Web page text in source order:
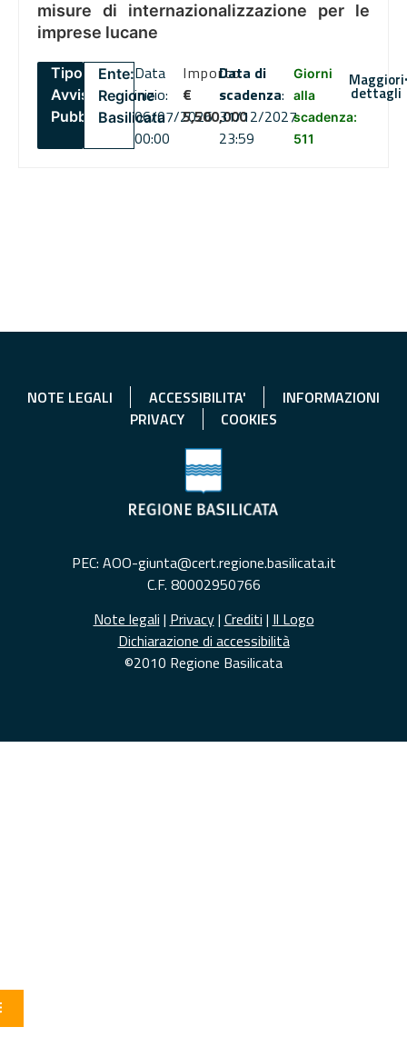
misure di internazionalizzazione per le
imprese lucane
Tipo:
Avviso
Pubblico
Ente:
Regione
Basilicata
Data
inizio:
06/07/2026
00:00
Importo
€
5,500,000
Data di
scadenza:
31/12/2027
23:59
Giorni
alla
scadenza:
511
Maggiori
dettagli
NOTE LEGALI ACCESSIBILITA'
INFORMAZIONI
PRIVACY
COOKIES
PEC: AOO-giunta@cert.regione.basilicata.it
C.F. 80002950766
Note legali | Privacy| Crediti | Il Logo
Dichiarazione di accessibilità
©2010 Regione Basilicata